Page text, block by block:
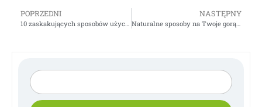
POPRZEDNI
10 zaskakujących sposobów użycia Coca-Coli
NASTĘPNY
Naturalne sposoby na Twoje gorące błyskawice – menopauza